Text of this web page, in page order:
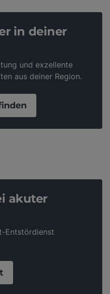
in deiner
und exzellente
aus deiner Region.
akuter
Entstördienst